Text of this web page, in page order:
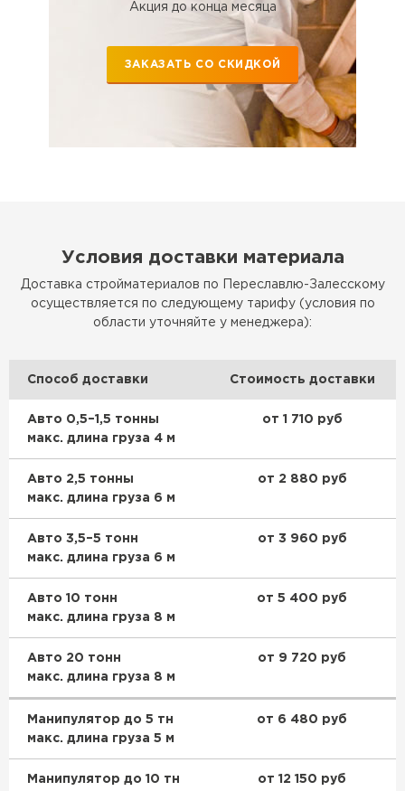
Акция до конца месяца
ЗАКАЗАТЬ СО СКИДКОЙ
Условия доставки материала
Доставка стройматериалов по Переславлю-Залесскому
осуществляется по следующему тарифу (условия по
области уточняйте у менеджера):
Способ доставки Стоимость доставки
Авто 0,5–1,5 тонны
макс. длина груза 4 м
от 1 710 руб
Авто 2,5 тонны
макс. длина груза 6 м
от 2 880 руб
Авто 3,5–5 тонн
макс. длина груза 6 м
от 3 960 руб
Авто 10 тонн
макс. длина груза 8 м
от 5 400 руб
Авто 20 тонн
макс. длина груза 8 м
от 9 720 руб
Манипулятор до 5 тн
макс. длина груза 5 м
от 6 480 руб
Манипулятор до 10 тн
от 12 150 руб